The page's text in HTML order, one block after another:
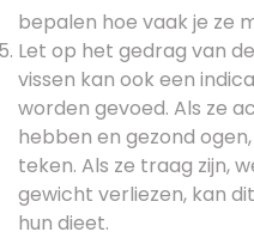
bepalen hoe vaak je ze
Let op het gedrag van
vissen kan ook een
worden gevoed. Als ze
hebben en gezond
teken. Als ze traag zijn,
gewicht verliezen, kan
hun dieet.